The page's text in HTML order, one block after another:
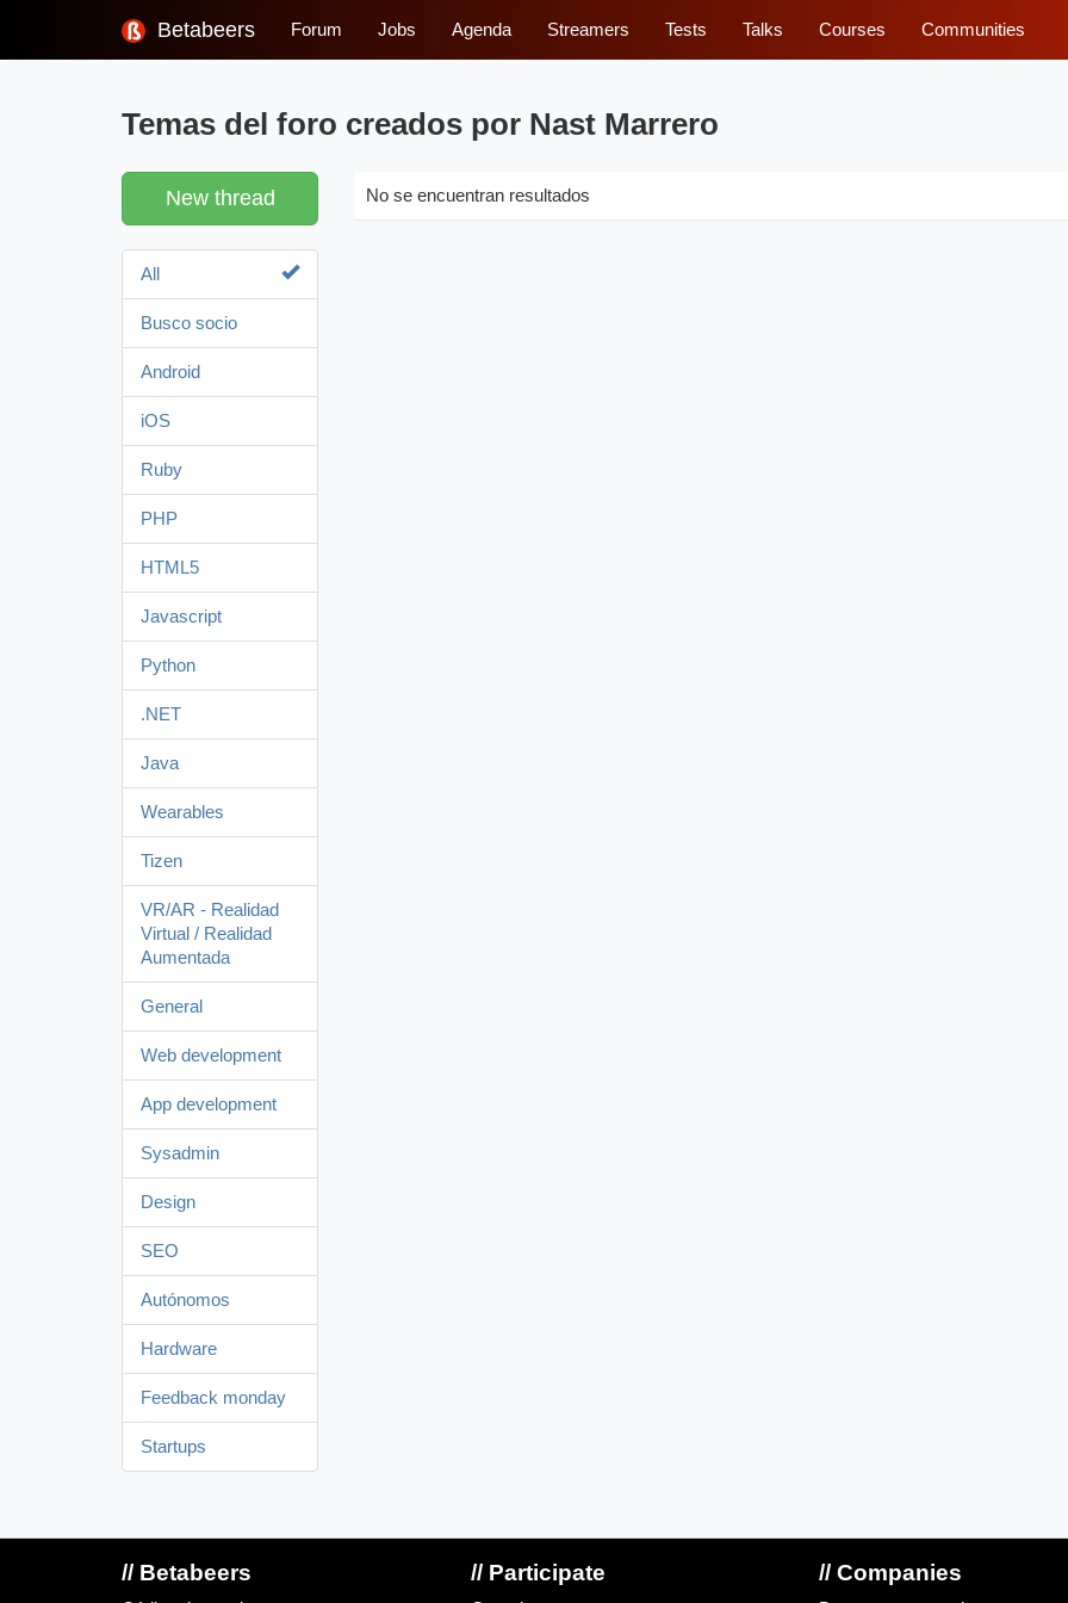
Betabeers Forum Jobs Agenda Streamers Tests Talks Courses Communities
Temas del foro creados por Nast Marrero
New thread
All
Busco socio
Android
iOS
Ruby
PHP
HTML5
Javascript
Python
.NET
Java
Wearables
Tizen
VR/AR - Realidad
Virtual / Realidad
Aumentada
General
Web development
App development
Sysadmin
Design
SEO
Autónomos
Hardware
Feedback monday
Startups
No se encuentran resultados
// Betabeers // Participate // Companies